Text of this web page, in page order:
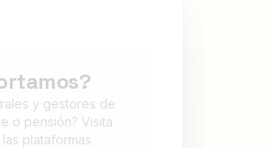
y gestores de
o pensión? Visita
plataformas